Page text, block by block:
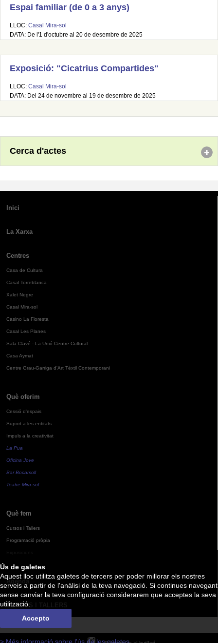
Ús de galetes
Aquest lloc utilitza galetes de tercers per poder millorar els nostres
serveis a partir de l'anàlisi de la teva navegació. Si continues navegant
sense canviar la teva configuració considerarem que acceptes la seva
utilització.
Accepto
Espai familiar (de 0 a 3 anys)
LLOC: Casal Mira-sol
DATA: De l'1 d'octubre al 20 de desembre de 2025
Exposició: "Cicatrius Compartides"
LLOC: Casal Mira-sol
DATA: Del 24 de novembre al 19 de desembre de 2025
Cerca d'actes
Inici
La Xarxa
Centres
Casa de Cultura
Casal Torreblanca
Xalet Negre
Casal Mira-sol
Casino La Floresta
Casal Les Planes
Sala Clavé - La Unió Centre Cultural
Casa Aymat
Centre Grau-Garriga d'Art Tèxtil Contemporani
Què oferim
Cessió d'espais
Suport a les entitats
Impuls a la creativitat
La Pua
Oficina Jove
Bar Bocamoll
Teatre Mira-sol
Què fem
Cursos i Tallers
Programació pròpia
Agenda
CURSOS I TALLERS